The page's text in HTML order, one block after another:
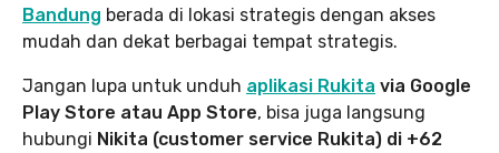
Bandung berada di lokasi strategis dengan akses
mudah dan dekat berbagai tempat strategis.
Jangan lupa untuk unduh aplikasi Rukita via Google
Play Store atau App Store, bisa juga langsung
hubungi Nikita (customer service Rukita) di +62